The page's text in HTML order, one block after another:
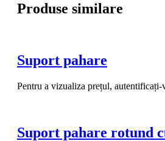
Produse similare
Suport pahare
Pentru a vizualiza prețul, autentificați-
Suport pahare rotund